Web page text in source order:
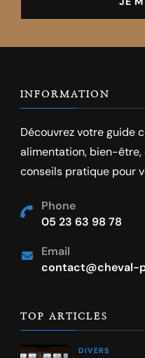
INFORMATION
Découvrez votre guide
alimentation, bien-
conseils pratique pour
Phone
05 23 63 98 78
Email
contact@cheval-
TOP ARTICLES
DIVERS